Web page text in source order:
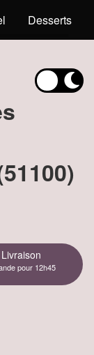
Desserts
Livraison
pour 12h45